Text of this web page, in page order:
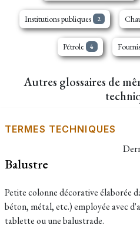
Institutions publiques 2
Pétrole 4
Autres glossaires de
TERMES TECHNIQUES
Balustre
Petite colonne décorative élaborée
béton, métal, etc.) employée avec
tablette ou une balustrade.